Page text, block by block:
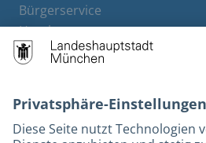
Bürgerservice
Hotels
Barrierefreiheit